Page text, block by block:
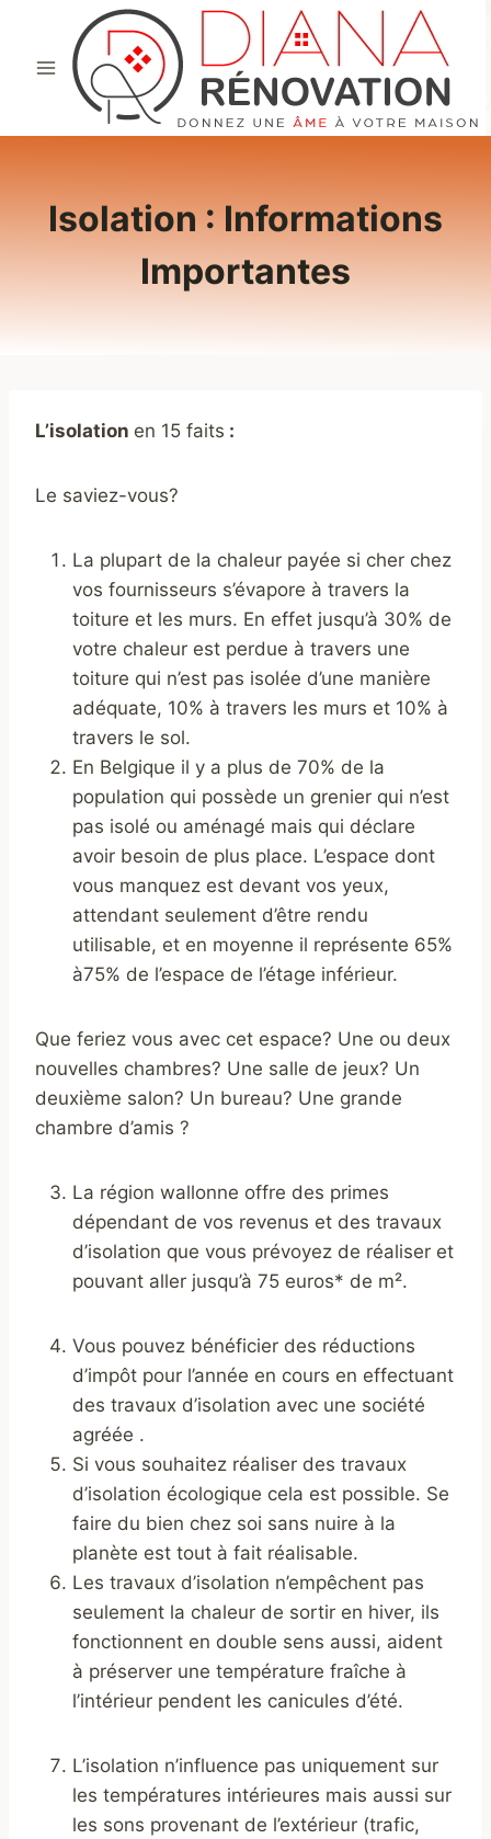
contenu
Isolation : Informations
Importantes
L’isolation en 15 faits :
Le saviez-vous?
La plupart de la chaleur payée si cher chez
vos fournisseurs s’évapore à travers la
toiture et les murs. En effet jusqu’à 30% de
votre chaleur est perdue à travers une
toiture qui n’est pas isolée d’une manière
adéquate, 10% à travers les murs et 10% à
travers le sol.
En Belgique il y a plus de 70% de la
population qui possède un grenier qui n’est
pas isolé ou aménagé mais qui déclare
avoir besoin de plus place. L’espace dont
vous manquez est devant vos yeux,
attendant seulement d’être rendu
utilisable, et en moyenne il représente 65%
à75% de l’espace de l’étage inférieur.
Que feriez vous avec cet espace? Une ou deux
nouvelles chambres? Une salle de jeux? Un
deuxième salon? Un bureau? Une grande
chambre d’amis ?
La région wallonne offre des primes
dépendant de vos revenus et des travaux
d’isolation que vous prévoyez de réaliser et
pouvant aller jusqu’à 75 euros* de m².
Vous pouvez bénéficier des réductions
d’impôt pour l’année en cours en effectuant
des travaux d’isolation avec une société
agréée .
Si vous souhaitez réaliser des travaux
d’isolation écologique cela est possible. Se
faire du bien chez soi sans nuire à la
planète est tout à fait réalisable.
Les travaux d’isolation n’empêchent pas
seulement la chaleur de sortir en hiver, ils
fonctionnent en double sens aussi, aident
à préserver une température fraîche à
l’intérieur pendent les canicules d’été.
L’isolation n’influence pas uniquement sur
les températures intérieures mais aussi sur
les sons provenant de l’extérieur (trafic,